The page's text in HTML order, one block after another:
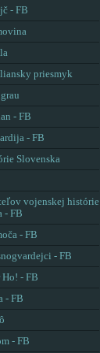
- FB
priesmyk
- FB
- FB
Slovenska
vojenskej histórie
- FB
- FB
- FB
- FB
- FB
- FB